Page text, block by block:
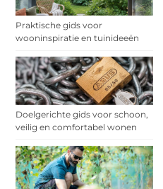
Praktische gids voor
wooninspiratie en tuinideeën
Doelgerichte gids voor schoon,
veilig en comfortabel wonen